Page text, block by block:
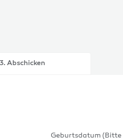
3. Abschicken
Geburtsdatum (Bitte